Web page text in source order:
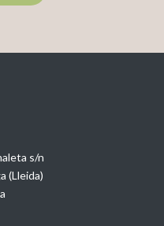
s/n
(Lleida)